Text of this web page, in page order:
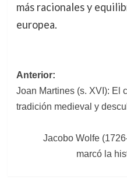
más racionales y
europea.
Navegación
de
Anterior:
Joan Martines (s. XVI): El
tradición medieval y
Jacobo Wolfe
marcó la